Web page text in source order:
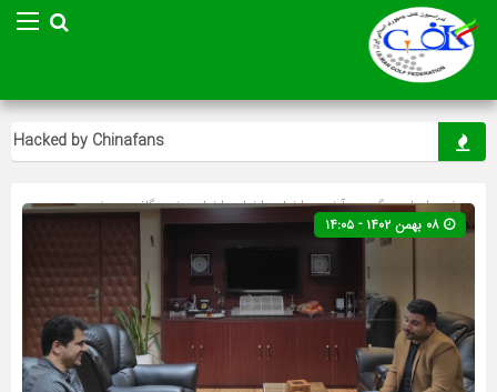
Hacked by Chinafans
صفحه اصلی» گروه »آخرین اخبار»اخبار»اخبار ویژه»گلف»ویژه